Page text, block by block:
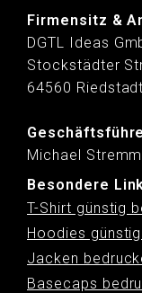
Firmensitz &
DGTL Ideas
Stockstädter
64560 Riedstadt
Michael
Besondere
T-Shirt günstig
Hoodies
Jacken
Basecaps